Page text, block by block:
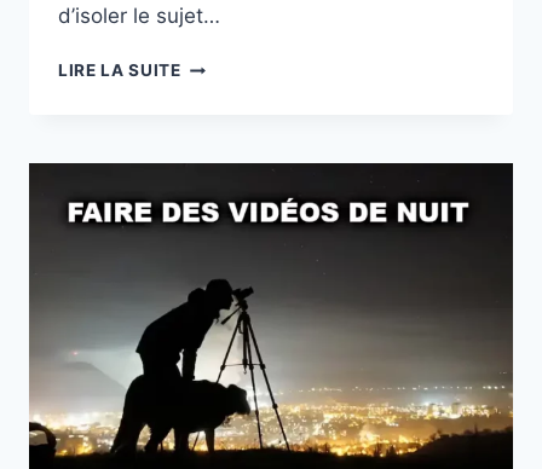
d’isoler le sujet…
LIRE LA SUITELA
PILIER
EN
VIDÉO